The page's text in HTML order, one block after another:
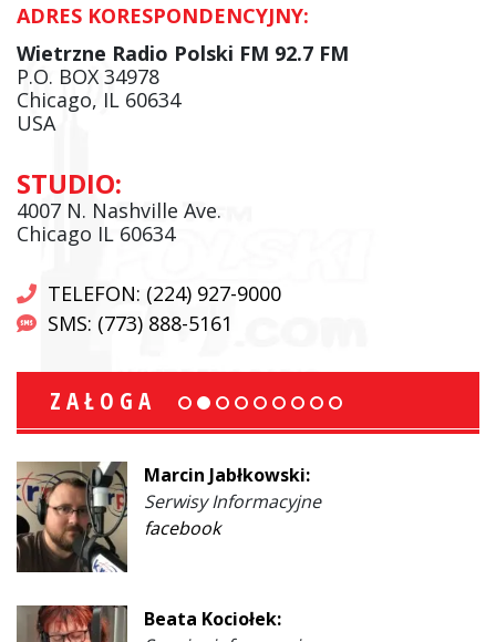
ADRES KORESPONDENCYJNY:
Wietrzne Radio Polski FM 92.7 FM
P.O. BOX 34978
Chicago, IL 60634
USA
STUDIO:
4007 N. Nashville Ave.
Chicago IL 60634
TELEFON: (224) 927-9000
SMS: (773) 888-5161
ZAŁOGA
Marcin Jabłkowski:
Serwisy Informacyjne
facebook
Beata Kociołek: